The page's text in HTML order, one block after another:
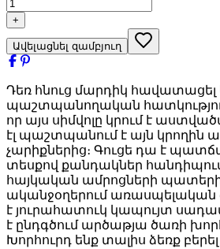
+
Ավելացնել զամբյուղ
Դեռ հնուց մարդիկ հավատացել
պաշտպանողական հատկություն
որ այս սիմվոլը կրում է
էլ պաշտպանում է այն կրողին
չարիքներից։ Գուցե դա է
տեսքով քանդակներ
հայկական ամրոցների
ականջօղերում
է յուրահատուկ կապույտ
է ընդգծում արծաթյա ծառի
Խորհուրդ ենք տալիս ձեռք